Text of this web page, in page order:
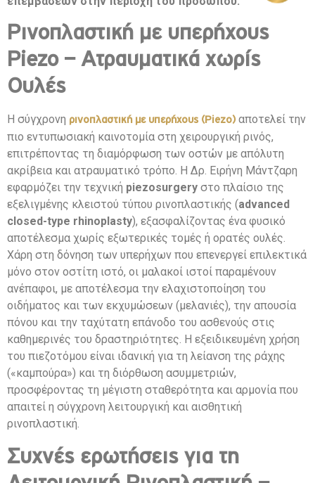
Ρινοπλαστική με υπερήχους
Piezo – Ατραυματικά χωρίς
Ουλές
Η σύγχρονη ρινοπλαστική με υπερήχους (Piezo) αποτελεί την
πιο εντυπωσιακή καινοτομία στη χειρουργική ρινός,
επιτρέποντας τη διαμόρφωση των οστών με απόλυτη
ακρίβεια και ατραυματικό τρόπο. Η Δρ. Ειρήνη Μάντζαρη
εφαρμόζει την τεχνική piezosurgery στο πλαίσιο της
εξελιγμένης κλειστού τύπου ρινοπλαστικής (advanced
closed-type rhinoplasty), εξασφαλίζοντας ένα φυσικό
αποτέλεσμα χωρίς εξωτερικές τομές ή ορατές ουλές.
Χάρη στη δόνηση των υπερήχων που επενεργεί επιλεκτικά
μόνο στον οστίτη ιστό, οι μαλακοί ιστοί παραμένουν
ανέπαφοι, με αποτέλεσμα την ελαχιστοποίηση του
οιδήματος και των εκχυμώσεων (μελανιές), την απουσία
πόνου και την ταχύτατη επάνοδο του ασθενούς στις
καθημερινές του δραστηριότητες. Η εξειδικευμένη χρήση
του πιεζοτόμου είναι ιδανική για τη λείανση της ράχης
(«καμπούρα») και τη διόρθωση ασυμμετριών,
προσφέροντας τη μέγιστη σταθερότητα και αρμονία που
απαιτεί η σύγχρονη λειτουργική και αισθητική
ρινοπλαστική.
Συχνές ερωτήσεις για τη